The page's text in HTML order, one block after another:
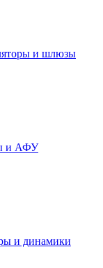
и шлюзы
и АФУ
и динамики